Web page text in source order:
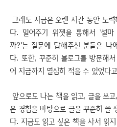
그래도 지금은 오랜 시간 동안 노
다. 밀어주기 위젯을 통해서 '설
까?'는 질문에 답해주신 분들은 나
다. 또한, 꾸준히 블로그를 방문해
어 지금까지 열심히 적을 수 있었다
앞으로도 나는 책을 읽고, 글을 쓰
은 경험을 바탕으로 글을 꾸준히 쓸
다. 지금도 읽고 싶은 책을 사서 읽